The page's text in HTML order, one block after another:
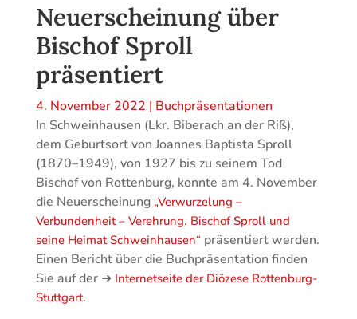
Neuerscheinung über
Bischof Sproll
präsentiert
4. November 2022 | Buchpräsentationen
In Schweinhausen (Lkr. Biberach an der Riß),
dem Geburtsort von Joannes Baptista Sproll
(1870–1949), von 1927 bis zu seinem Tod
Bischof von Rottenburg, konnte am 4. November
die Neuerscheinung „Verwurzelung –
Verbundenheit – Verehrung. Bischof Sproll und
seine Heimat Schweinhausen“ präsentiert werden.
Einen Bericht über die Buchpräsentation finden
Sie auf der ➜ Internetseite der Diözese Rottenburg-
Stuttgart.